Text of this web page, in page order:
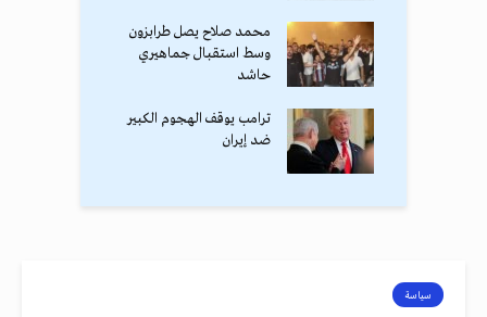
محمد صلاح يصل طرابزون
وسط استقبال جماهيري
حاشد
ترامب يوقف الهجوم الكبير
ضد إيران
سياسة